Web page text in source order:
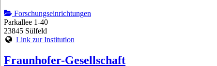
Forschungseinrichtungen
Parkallee 1-40
23845 Sülfeld
Link zur Institution
Fraunhofer-Gesellschaft